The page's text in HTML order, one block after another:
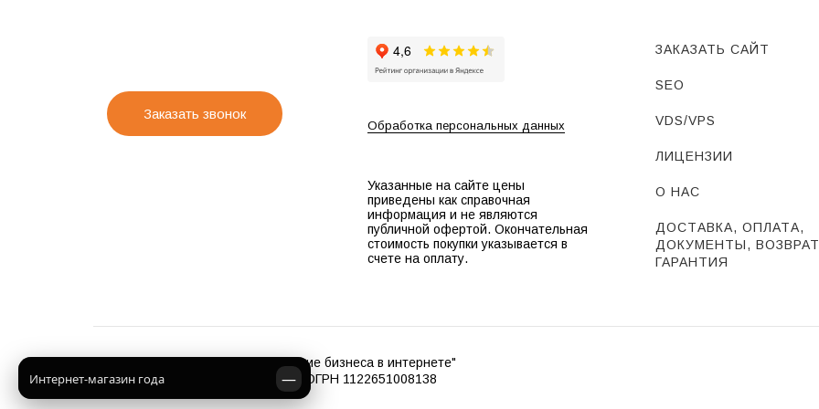
Заказать звонок
Обработка персональных данных
Указанные на сайте цены
приведены как справочная
информация и не являются
публичной офертой. Окончательная
стоимость покупки указывается в
счете на оплату.
ЗАКАЗАТЬ САЙТ
SEO
VDS/VPS
ЛИЦЕНЗИИ
О НАС
ДОСТАВКА, ОПЛАТА,
ДОКУМЕНТЫ,
ГАРАНТИЯ
2012 - 2026 "OX8.RU Продвижение бизнеса в интернете"
ООО "С-Ким", ИНН 2632803528, ОГРН 1122651008138
Интернет-магазин года —